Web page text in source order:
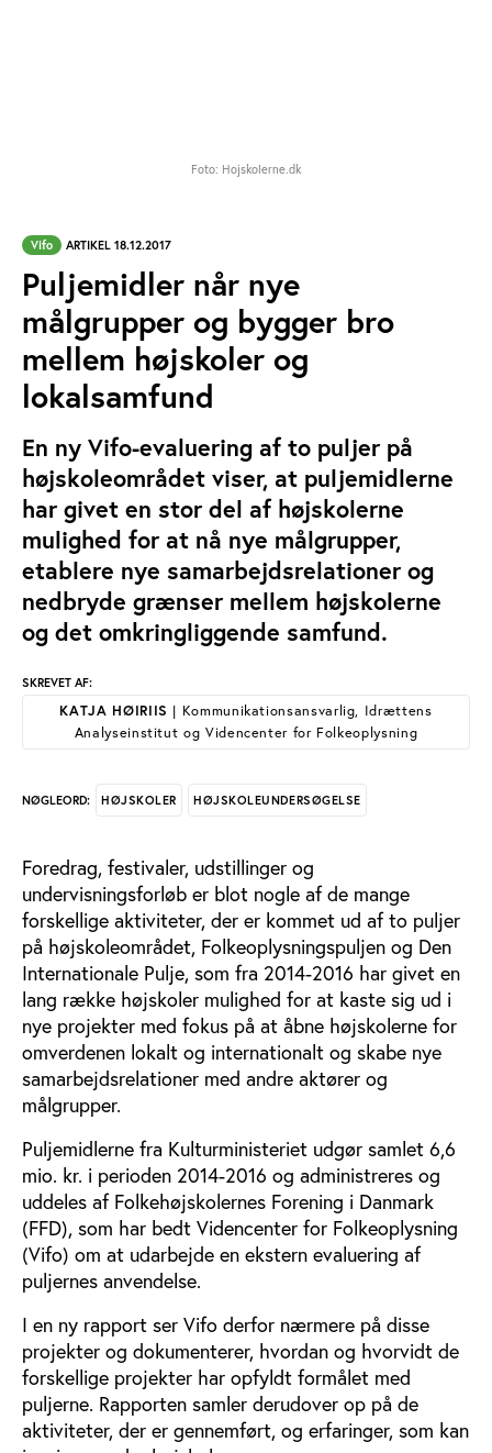
Foto: Hojskolerne.dk
Vifo ARTIKEL 18.12.2017
Puljemidler når nye
målgrupper og bygger bro
mellem højskoler og
lokalsamfund
En ny Vifo-evaluering af to puljer på
højskoleområdet viser, at puljemidlerne
har givet en stor del af højskolerne
mulighed for at nå nye målgrupper,
etablere nye samarbejdsrelationer og
nedbryde grænser mellem højskolerne
og det omkringliggende samfund.
SKREVET AF:
KATJA HØIRIIS | Kommunikationsansvarlig, Idrættens
Analyseinstitut og Videncenter for Folkeoplysning
NØGLEORD: HØJSKOLER HØJSKOLEUNDERSØGELSE
Foredrag, festivaler, udstillinger og
undervisningsforløb er blot nogle af de mange
forskellige aktiviteter, der er kommet ud af to puljer
på højskoleområdet, Folkeoplysningspuljen og Den
Internationale Pulje, som fra 2014-2016 har givet en
lang række højskoler mulighed for at kaste sig ud i
nye projekter med fokus på at åbne højskolerne for
omverdenen lokalt og internationalt og skabe nye
samarbejdsrelationer med andre aktører og
målgrupper.
Puljemidlerne fra Kulturministeriet udgør samlet 6,6
mio. kr. i perioden 2014-2016 og administreres og
uddeles af Folkehøjskolernes Forening i Danmark
(FFD), som har bedt Videncenter for Folkeoplysning
(Vifo) om at udarbejde en ekstern evaluering af
puljernes anvendelse.
I en ny rapport ser Vifo derfor nærmere på disse
projekter og dokumenterer, hvordan og hvorvidt de
forskellige projekter har opfyldt formålet med
puljerne. Rapporten samler derudover op på de
aktiviteter, der er gennemført, og erfaringer, som kan